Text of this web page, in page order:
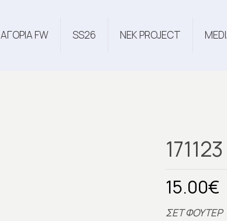
ΑΓΟΡΙΑ FW SS26 NEK PROJECT
171123
15.00€
ΣΕΤ ΦΟΥΤΕΡ